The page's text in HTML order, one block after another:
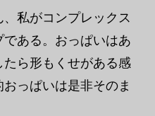
私がコンプレックス
ある。おっぱいはあ
たら形もくせがある感
っぱいは是非そのま